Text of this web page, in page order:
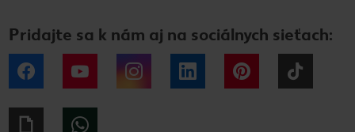
Pridajte sa k nám aj na sociálnych sieťach:
Facebook YouTube Instagram LinkedIn Pinterest
Giphy